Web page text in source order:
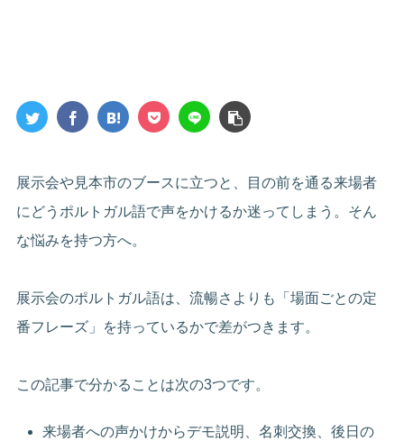
展示会や見本市のブースに立つと、目の前を通る来場者
にどうポルトガル語で声をかけるか迷ってしまう。そん
な悩みを持つ方へ。
展示会のポルトガル語は、流暢さよりも「場面ごとの定
番フレーズ」を持っているかで差がつきます。
この記事で分かることは次の3つです。
来場者への声かけからデモ説明、名刺交換、後日の